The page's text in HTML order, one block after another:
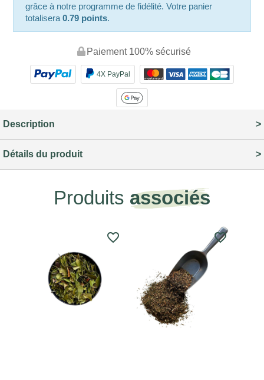
grâce à notre programme de fidélité. Votre panier
totalisera0.79 points.
Paiement 100% sécurisé
4X PayPal
Description
Détails du produit
Produits associés
favorite_border favorite_border